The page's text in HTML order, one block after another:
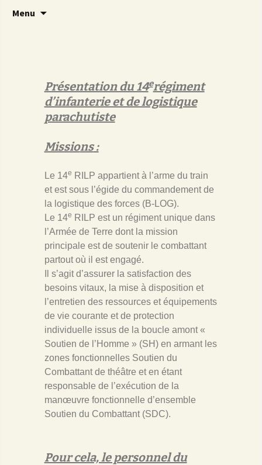
Amicale 14
Brave 14
Menu
Présentation du 14erégiment
d’infanterie et de logistique
parachutiste
Missions:
Le 14e RILP appartient à l’arme du train
et est sous l’égide du commandement de
la logistique des forces (B-LOG).
Le 14e RILP est un régiment unique dans
l’Armée de Terre dont la mission
principale est de soutenir le combattant
partout où il est engagé.
Il s’agit d’assurer la satisfaction des
besoins vitaux, la mise à disposition et
l’entretien des ressources et équipements
de vie courante et de protection
individuelle issus de la boucle amont «
Soutien de l’Homme » (SH) en armant les
zones fonctionnelles Soutien du
Combattant de théâtre et en étant
responsable de l’exécution de la
manœuvre fonctionnelle d’ensemble
Soutien du Combattant (SDC).
Pour cela, le personnel du